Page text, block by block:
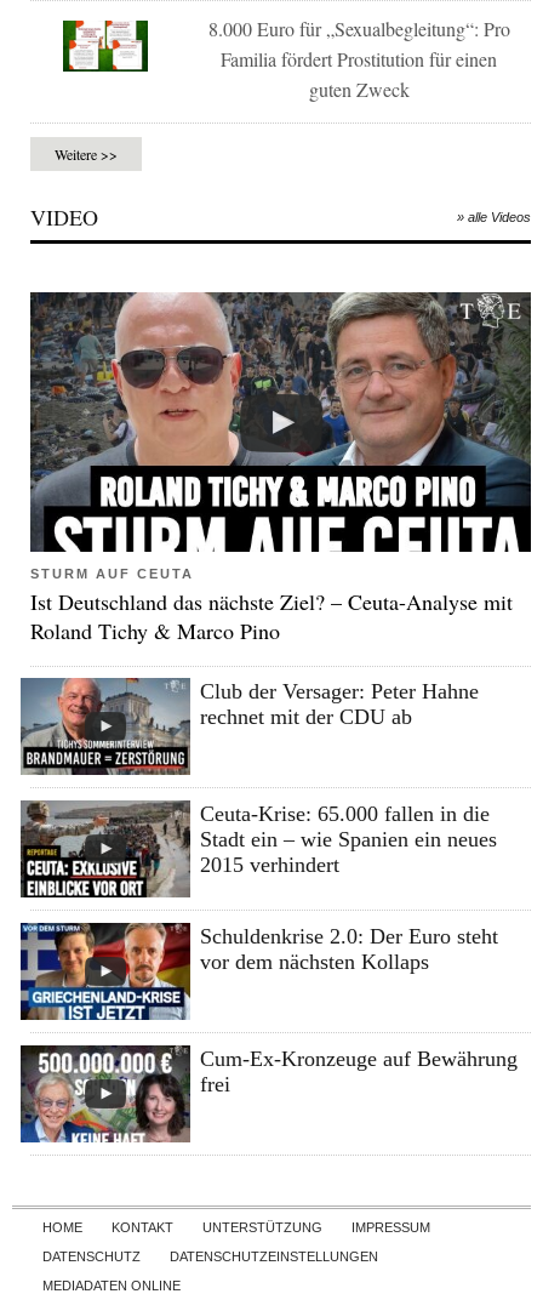
8.000 Euro für „Sexualbegleitung“: Pro
Familia fördert Prostitution für einen
guten Zweck
Weitere >>
VIDEO » alle Videos
STURM AUF CEUTA
Ist Deutschland das nächste Ziel? – Ceuta-Analyse mit
Roland Tichy & Marco Pino
Club der Versager: Peter Hahne
rechnet mit der CDU ab
Ceuta-Krise: 65.000 fallen in die
Stadt ein – wie Spanien ein neues
2015 verhindert
Schuldenkrise 2.0: Der Euro steht
vor dem nächsten Kollaps
Cum-Ex-Kronzeuge auf Bewährung
frei
Skip to content
HOME KONTAKT UNTERSTÜTZUNG
IMPRESSUM
DATENSCHUTZ
DATENSCHUTZEINSTELLUNGEN
MEDIADATEN ONLINE